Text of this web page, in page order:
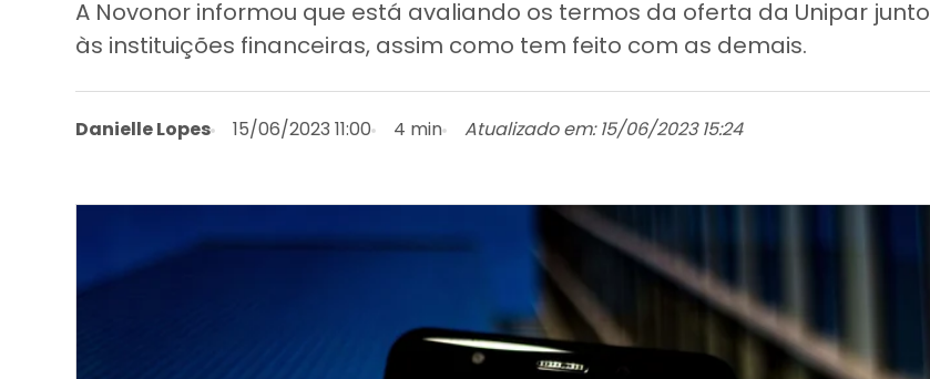
A Novonor informou que está avaliando os termos da oferta da Unipar junto
às instituições financeiras, assim como tem feito com as demais.
Danielle Lopes 15/06/2023 11:00 4 min Atualizado em: 15/06/2023 15:24